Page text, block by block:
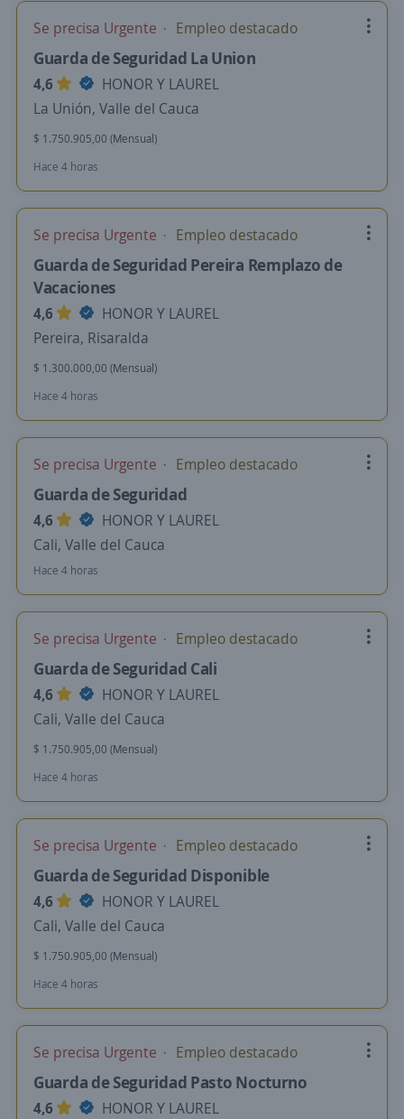
Se precisa Urgente Empleo destacado
Guarda de Seguridad La Union
4,6
HONOR Y LAUREL
La Unión, Valle del Cauca
$ 1.750.905,00 (Mensual)
Hace 4 horas
Se precisa Urgente Empleo destacado
Guarda de Seguridad Pereira Remplazo de
Vacaciones
4,6
HONOR Y LAUREL
Pereira, Risaralda
$ 1.300.000,00 (Mensual)
Hace 4 horas
Se precisa Urgente Empleo destacado
Guarda de Seguridad
4,6
HONOR Y LAUREL
Cali, Valle del Cauca
Hace 4 horas
Se precisa Urgente Empleo destacado
Guarda de Seguridad Cali
4,6
HONOR Y LAUREL
Cali, Valle del Cauca
$ 1.750.905,00 (Mensual)
Hace 4 horas
Se precisa Urgente Empleo destacado
Guarda de Seguridad Disponible
4,6
HONOR Y LAUREL
Cali, Valle del Cauca
$ 1.750.905,00 (Mensual)
Hace 4 horas
Se precisa Urgente Empleo destacado
Guarda de Seguridad Pasto Nocturno
4,6
HONOR Y LAUREL